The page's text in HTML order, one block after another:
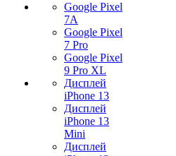
Google Pixel
7А
Google Pixel
7 Pro
Google Pixel
9 Pro XL
Дисплей
iPhone 13
Дисплей
iPhone 13
Mini
Дисплей